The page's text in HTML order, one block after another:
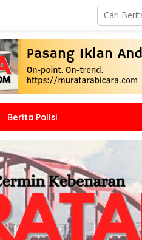
Berita Polisi